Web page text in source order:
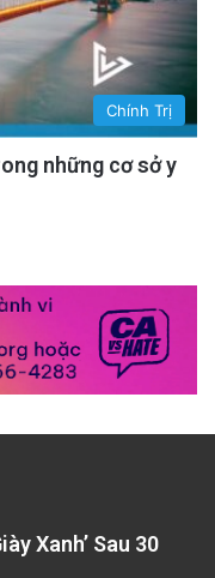
Chính Trị
những cơ sở y
Xanh’ Sau 30